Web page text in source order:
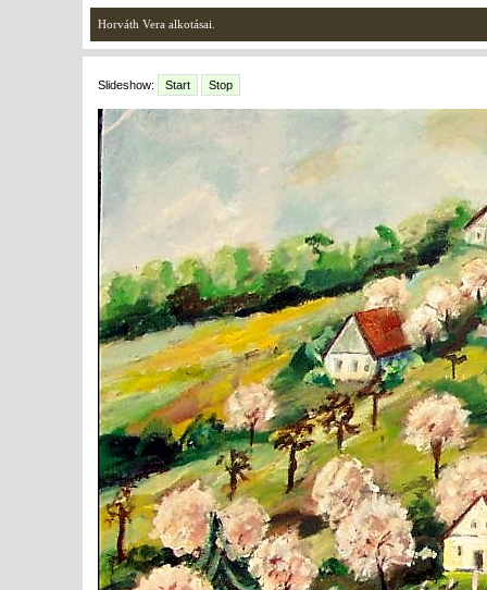
Horváth Vera alkotásai.
Slideshow: Start Stop